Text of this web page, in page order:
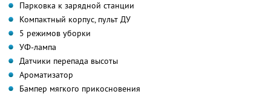
Парковка к зарядной станции
Компактный корпус, пульт ДУ
5 режимов уборки
УФ-лампа
Датчики перепада высоты
Ароматизатор
Бампер мягкого прикосновения